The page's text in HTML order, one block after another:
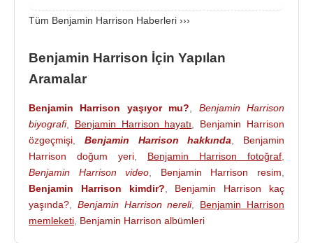
Cumhuriyetçi Parti'ye katılarak Cumhuriyetçi
başkan adayıJohn C. Frémont
(2024'te 13.499 dolara eşdeğer) maaş ödeyen
Indianapolis şehir avukatı seçildi. 1858'de Harrison,
Wallace ve Harrison hukuk bürosunu kurmak için
William Wallace ile bir hukuk ortaklığına girdi.
1860'ta Indiana Yüksek Mahkemesi muhabiri
seçildi.
Hukuk ortağı Wallace'ın 1860'ta ilçe katibi
seçilmesinin ardından Benjamin Harrison, William
Tüm Benjamin Harrison Haberleri ›››
Benjamin Harrison İçin Yapılan
Aramalar
Benjamin Harrison yaşıyor mu?
Benjamin Harrison
biyografi, Benjamin Harrison hayatı
Benjamin Harrison
özgeçmişi
Benjamin Harrison hakkında
Benjamin
Harrison doğum yeri
Benjamin Harrison fotoğraf
Benjamin Harrison video
Benjamin Harrison resim
Benjamin Harrison kimdir?
Benjamin Harrison kaç
yaşında?
Benjamin Harrison nereli, Benjamin Harrison
memleketi Benjamin Harrison albümleri